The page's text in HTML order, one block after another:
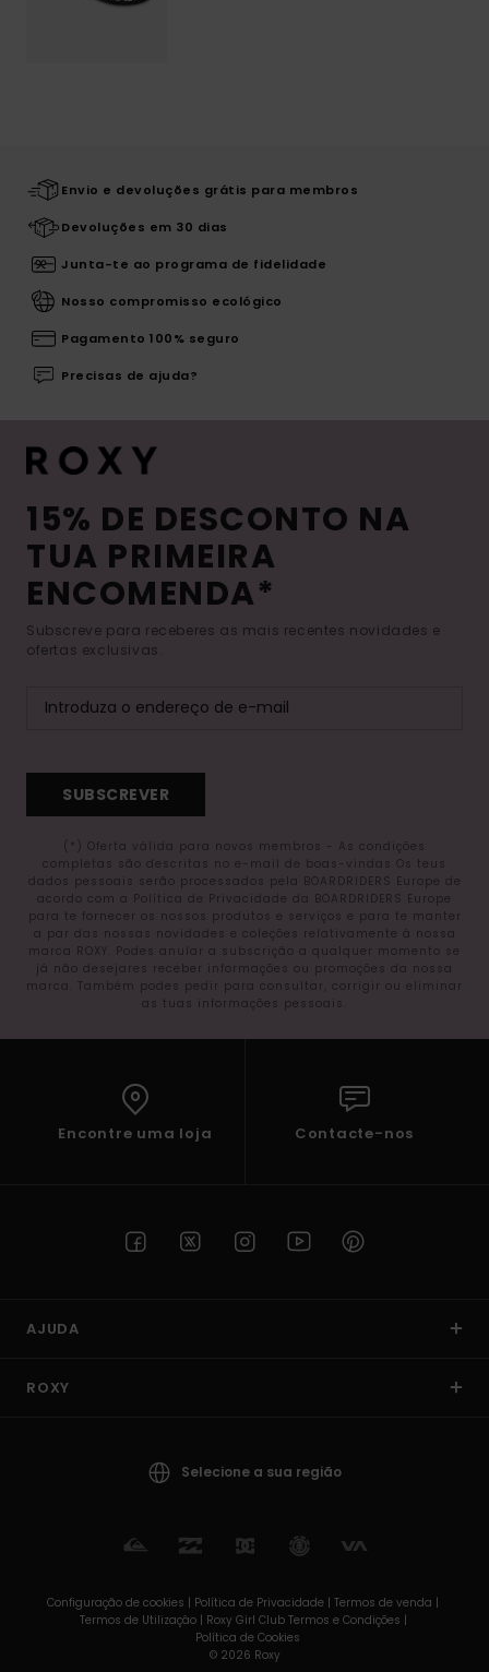
Envio e devoluções grátis para membros
Devoluções em 30 dias
Junta-te ao programa de fidelidade
Nosso compromisso ecológico
Pagamento 100% seguro
Precisas de ajuda?
15% DE DESCONTO NA
TUA PRIMEIRA
ENCOMENDA*
Subscreve para receberes as mais recentes novidades e
ofertas exclusivas.
SUBSCREVER
(*) Oferta válida para novos membros - As condições
completas são descritas no e-mail de boas-vindas Os teus
dados pessoais serão processados pela BOARDRIDERS Europe de
acordo com a Política de Privacidade da BOARDRIDERS Europe
para te fornecer os nossos produtos e serviços e para te manter
a par das nossas novidades e coleções relativamente à nossa
marca ROXY. Podes anular a subscrição a qualquer momento se
já não desejares receber informações ou promoções da nossa
marca. Também podes pedir para consultar, corrigir ou eliminar
as tuas informações pessoais.
Encontre uma loja Contacte-nos
AJUDA
ROXY
Selecione a sua região
Configuração de cookies | Política de Privacidade | Termos de venda |
Termos de Utilizaçâo | Roxy Girl Club Termos e Condições |
Política de Cookies
© 2026 Roxy